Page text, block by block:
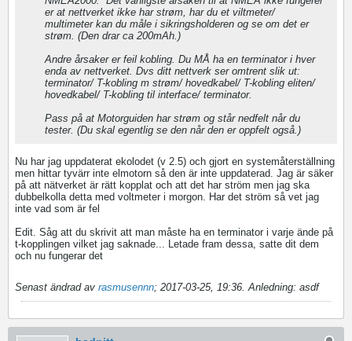
er at nettverket ikke har strøm, har du et viltmeter/
multimeter kan du måle i sikringsholderen og se om det er
strøm. (Den drar ca 200mAh.)
Andre årsaker er feil kobling. Du MÅ ha en terminator i hver
enda av nettverket. Dvs ditt nettverk ser omtrent slik ut:
terminator/ T-kobling m strøm/ hovedkabel/ T-kobling eliten/
hovedkabel/ T-kobling til interface/ terminator.
Pass på at Motorguiden har strøm og står nedfelt når du
tester. (Du skal egentlig se den når den er oppfelt også.)
Nu har jag uppdaterat ekolodet (v 2.5) och gjort en systemåterställning
men hittar tyvärr inte elmotorn så den är inte uppdaterad. Jag är säker
på att nätverket är rätt kopplat och att det har ström men jag ska
dubbelkolla detta med voltmeter i morgon. Har det ström så vet jag
inte vad som är fel
Edit. Såg att du skrivit att man måste ha en terminator i varje ände på
t-kopplingen vilket jag saknade... Letade fram dessa, satte dit dem
och nu fungerar det
Senast ändrad av rasmusennn; 2017-03-25, 19:36.Anledning: asdf